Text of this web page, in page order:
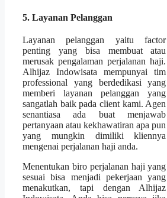
5. Layanan Pelanggan
Layanan pelanggan yaitu factor
penting yang bisa membuat atau
merusak pengalaman perjalanan haji.
Alhijaz Indowisata mempunyai tim
professional yang berdedikasi yang
memberi layanan pelanggan yang
sangatlah baik pada client kami. Agen
senantiasa ada buat menjawab
pertanyaan atau kekhawatiran apa pun
yang mungkin dimiliki kliennya
mengenai perjalanan haji anda.
Menentukan biro perjalanan haji yang
sesuai bisa menjadi pekerjaan yang
menakutkan, tapi dengan Alhijaz